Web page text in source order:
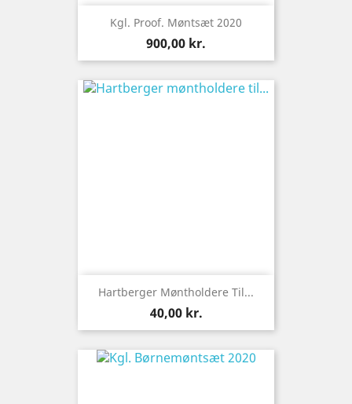
Kgl. Proof. Møntsæt 2020
Pris
900,00 kr.
Hartberger Møntholdere Til...
Pris
40,00 kr.